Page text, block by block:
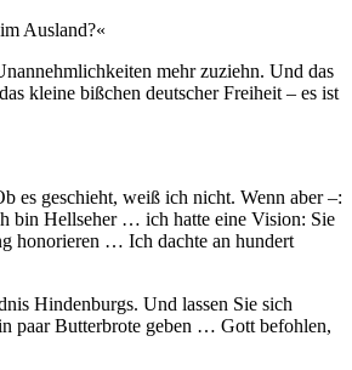
Ausland?«
mehr zuziehn. Und das
kleine bißchen deutscher Freiheit – es ist
es geschieht, weiß ich nicht. Wenn aber –:
bin Hellseher … ich hatte eine Vision: Sie
honorieren … Ich dachte an hundert
Hindenburgs. Und lassen Sie sich
paar Butterbrote geben … Gott befohlen,